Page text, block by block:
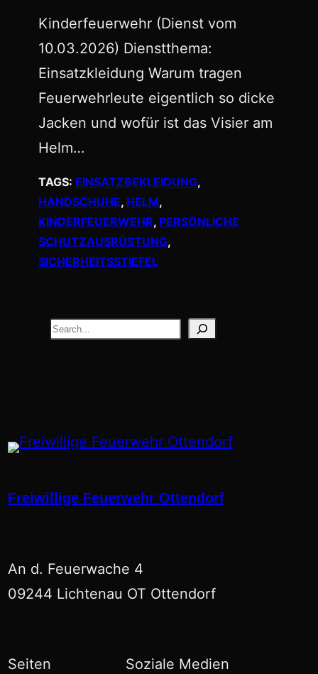
Kinderfeuerwehr (Dienst vom
10.03.2026) Dienstthema:
Einsatzkleidung Warum tragen
Feuerwehrleute eigentlich so dicke
Jacken und wofür ist das Visier am
Helm…
TAGS: EINSATZBEKLEIDUNG
HANDSCHUHE, HELM
KINDERFEUERWEHR, PERSÖNLICHE
SCHUTZAUSRÜSTUNG
SICHERHEITSSTIEFEL
S
h
Freiwillige Feuerwehr Ottendorf
An d. Feuerwache 4
09244 Lichtenau OT Ottendorf
Seiten Soziale Medien